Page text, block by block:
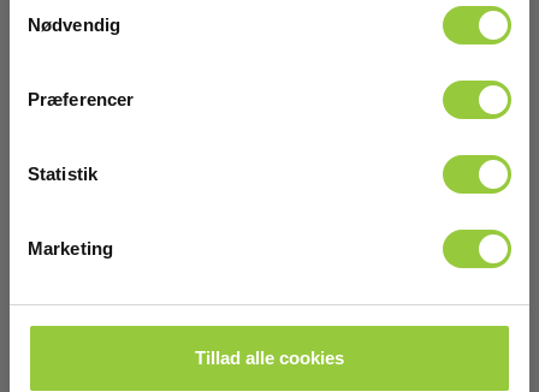
Nødvendig
Præferencer
Statistik
Marketing
Tillad alle cookies
CA E94 Strømtang 100 A AC/DC